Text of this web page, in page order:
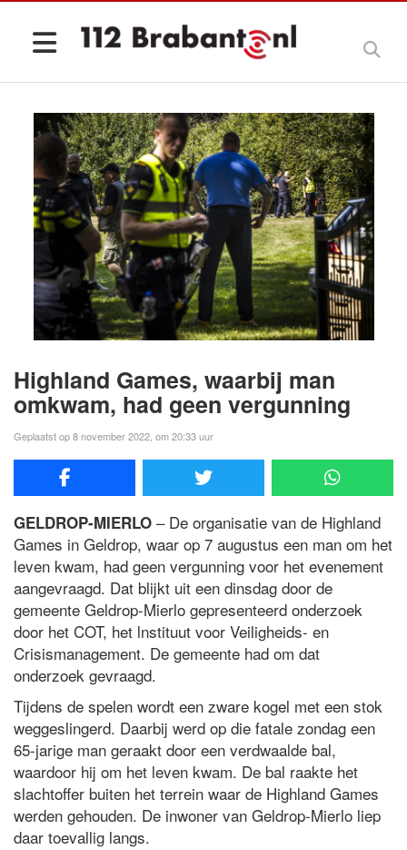
Highland Games, waarbij man
omkwam, had geen vergunning
Geplaatst op 8 november 2022, om 20:33 uur
GELDROP-MIERLO – De organisatie van de Highland
Games in Geldrop, waar op 7 augustus een man om het
leven kwam, had geen vergunning voor het evenement
aangevraagd. Dat blijkt uit een dinsdag door de
gemeente Geldrop-Mierlo gepresenteerd onderzoek
door het COT, het lnstituut voor Veiligheids- en
Crisismanagement. De gemeente had om dat
onderzoek gevraagd.
Tijdens de spelen wordt een zware kogel met een stok
weggeslingerd. Daarbij werd op die fatale zondag een
65-jarige man geraakt door een verdwaalde bal,
waardoor hij om het leven kwam. De bal raakte het
slachtoffer buiten het terrein waar de Highland Games
werden gehouden. De inwoner van Geldrop-Mierlo liep
daar toevallig langs.